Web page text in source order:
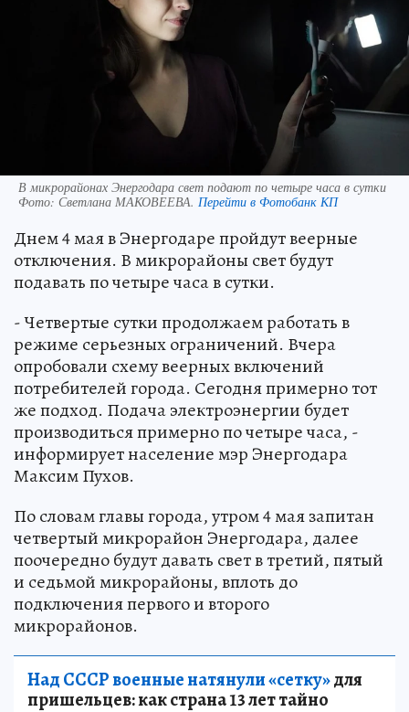
В микрорайонах Энергодара свет подают по четыре часа в сутки
Фото: Светлана МАКОВЕЕВА. Перейти в Фотобанк КП
Днем 4 мая в Энергодаре пройдут веерные
отключения. В микрорайоны свет будут
подавать по четыре часа в сутки.
- Четвертые сутки продолжаем работать в
режиме серьезных ограничений. Вчера
опробовали схему веерных включений
потребителей города. Сегодня примерно тот
же подход. Подача электроэнергии будет
производиться примерно по четыре часа, -
информирует население мэр Энергодара
Максим Пухов.
По словам главы города, утром 4 мая запитан
четвертый микрорайон Энергодара, далее
поочередно будут давать свет в третий, пятый
и седьмой микрорайоны, вплоть до
подключения первого и второго
микрорайонов.
Над СССР военные натянули «сетку»для
пришельцев: как страна 13 лет тайно